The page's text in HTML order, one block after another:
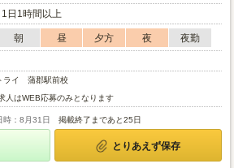
日1時間以上
朝 昼 夕方 夜
夜勤
ライ 蒲郡駅前校
人はWEB応募のみとなります
時：8月31日 掲載終了まであと25日
とりあえず保存